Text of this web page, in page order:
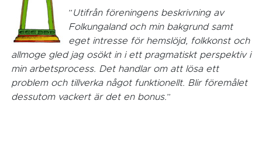
”Utifrån föreningens beskrivning av
Folkungaland och min bakgrund samt
eget intresse för hemslöjd, folkkonst och
allmoge gled jag osökt in i ett pragmatiskt perspektiv i
min arbetsprocess. Det handlar om att lösa ett
problem och tillverka något funktionellt. Blir föremålet
dessutom vackert är det en bonus.”